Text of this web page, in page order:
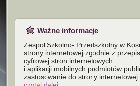
Ważne informacje
Zespół Szkolno- Przedszkolny w
strony internetowej zgodnie z
cyfrowej stron internetowych
i aplikacji mobilnych podmiotów
zastosowanie do strony internetowej